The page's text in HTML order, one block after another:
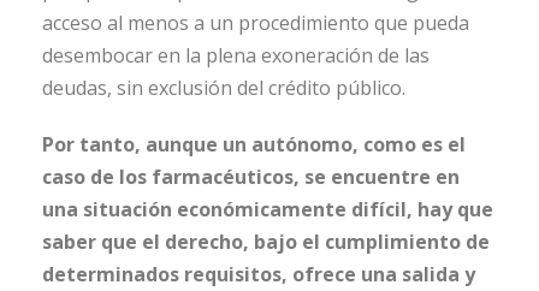
acceso al menos a un procedimiento que pueda
desembocar en la plena exoneración de las
deudas, sin exclusión del crédito público.
Por tanto, aunque un autónomo, como es el
caso de los farmacéuticos, se encuentre en
una situación económicamente difícil, hay que
saber que el derecho, bajo el cumplimiento de
determinados requisitos, ofrece una salida y